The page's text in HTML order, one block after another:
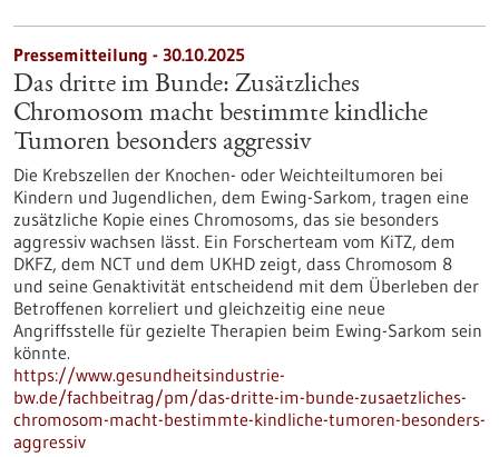
Pressemitteilung - 30.10.2025
Das dritte im Bunde: Zusätzliches
Chromosom macht bestimmte kindliche
Tumoren besonders aggressiv
Die Krebszellen der Knochen- oder Weichteiltumoren bei
Kindern und Jugendlichen, dem Ewing-Sarkom, tragen eine
zusätzliche Kopie eines Chromosoms, das sie besonders
aggressiv wachsen lässt. Ein Forscherteam vom KiTZ, dem
DKFZ, dem NCT und dem UKHD zeigt, dass Chromosom 8
und seine Genaktivität entscheidend mit dem Überleben der
Betroffenen korreliert und gleichzeitig eine neue
Angriffsstelle für gezielte Therapien beim Ewing-Sarkom sein
könnte.
https://www.gesundheitsindustrie-
bw.de/fachbeitrag/pm/das-dritte-im-bunde-zusaetzliches-
chromosom-macht-bestimmte-kindliche-tumoren-besonders-
aggressiv